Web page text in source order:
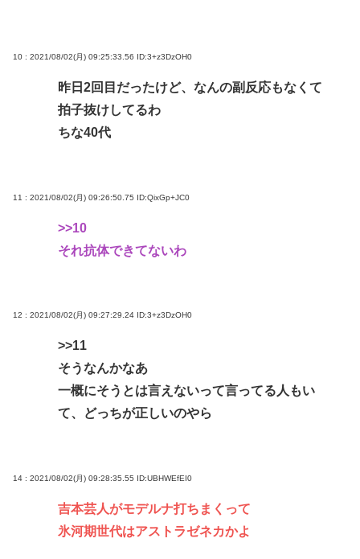
10 : 2021/08/02(月) 09:25:33.56 ID:3+z3DzOH0
昨日2回目だったけど、なんの副反応もなくて
拍子抜けしてるわ
ちな40代
11 : 2021/08/02(月) 09:26:50.75 ID:QixGp+JC0
>>10
それ抗体できてないわ
12 : 2021/08/02(月) 09:27:29.24 ID:3+z3DzOH0
>>11
そうなんかなあ
一概にそうとは言えないって言ってる人もい
て、どっちが正しいのやら
14 : 2021/08/02(月) 09:28:35.55 ID:UBHWEfEI0
吉本芸人がモデルナ打ちまくって
氷河期世代はアストラゼネカかよ